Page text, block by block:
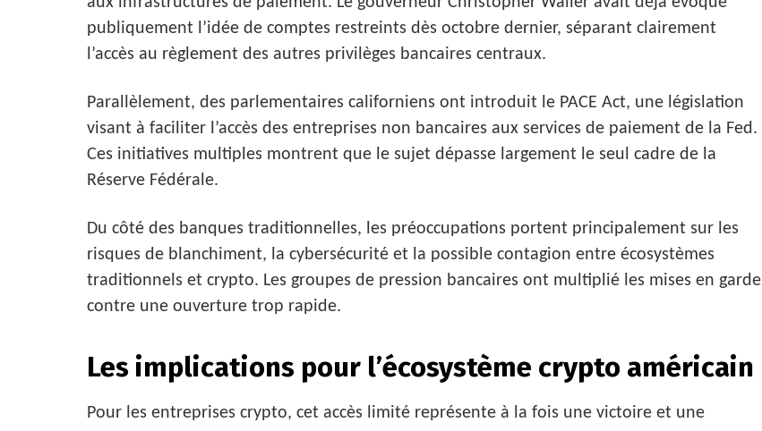
publiquement l’idée de comptes restreints dès octobre dernier, séparant clairement
l’accès au règlement des autres privilèges bancaires centraux.
Parallèlement, des parlementaires californiens ont introduit le PACE Act, une législation
visant à faciliter l’accès des entreprises non bancaires aux services de paiement de la Fed.
Ces initiatives multiples montrent que le sujet dépasse largement le seul cadre de la
Réserve Fédérale.
Du côté des banques traditionnelles, les préoccupations portent principalement sur les
risques de blanchiment, la cybersécurité et la possible contagion entre écosystèmes
traditionnels et crypto. Les groupes de pression bancaires ont multiplié les mises en garde
contre une ouverture trop rapide.
Les implications pour l’écosystème crypto américain
Pour les entreprises crypto, cet accès limité représente à la fois une victoire et une